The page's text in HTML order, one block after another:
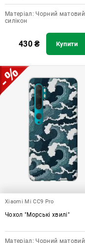
Матеріал: Чорний матовий
силікон
430₴ Купити
Xiaomi Mi CC9 Pro
Чохол "Морські хвилі"
Матеріал: Чорний матовий